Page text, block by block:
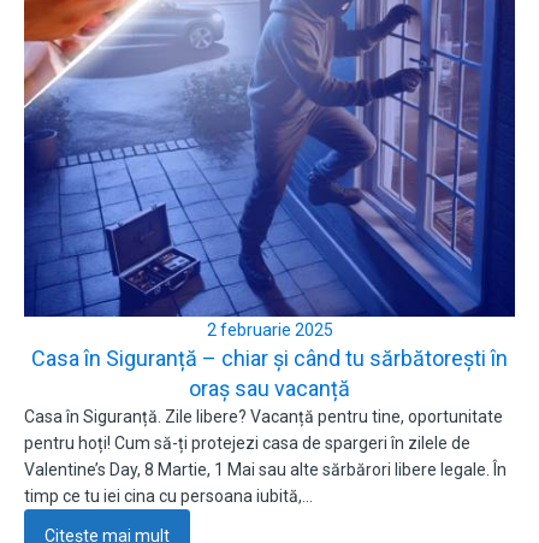
2 februarie 2025
Casa în Siguranță – chiar și când tu sărbătorești în
oraș sau vacanță
Casa în Siguranță. Zile libere? Vacanță pentru tine, oportunitate
pentru hoți! Cum să-ți protejezi casa de spargeri în zilele de
Valentine’s Day, 8 Martie, 1 Mai sau alte sărbărori libere legale. În
timp ce tu iei cina cu persoana iubită,…
Citește mai mult